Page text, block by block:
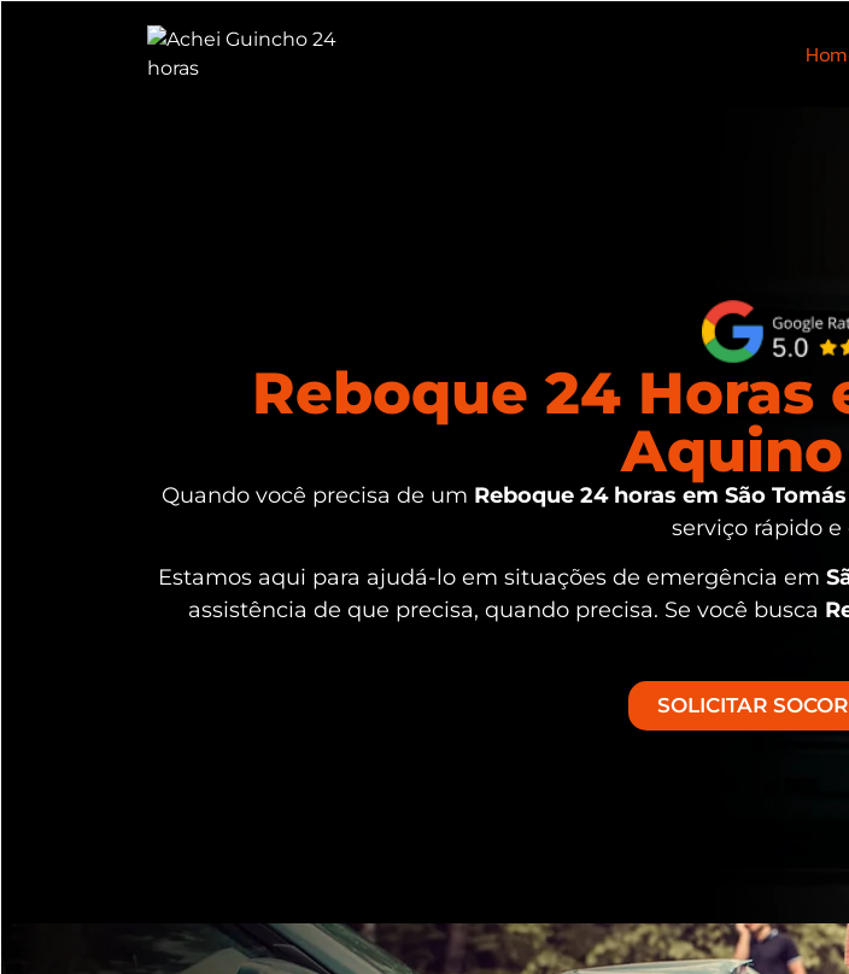
Reboque 24 Horas
Aquino
Quando você precisa de um Reboque 24 horas em São
serviço rápido e
Estamos aqui para ajudá-lo em situações de emergência em
assistência de que precisa, quando precisa. Se você busca
SOLICITAR